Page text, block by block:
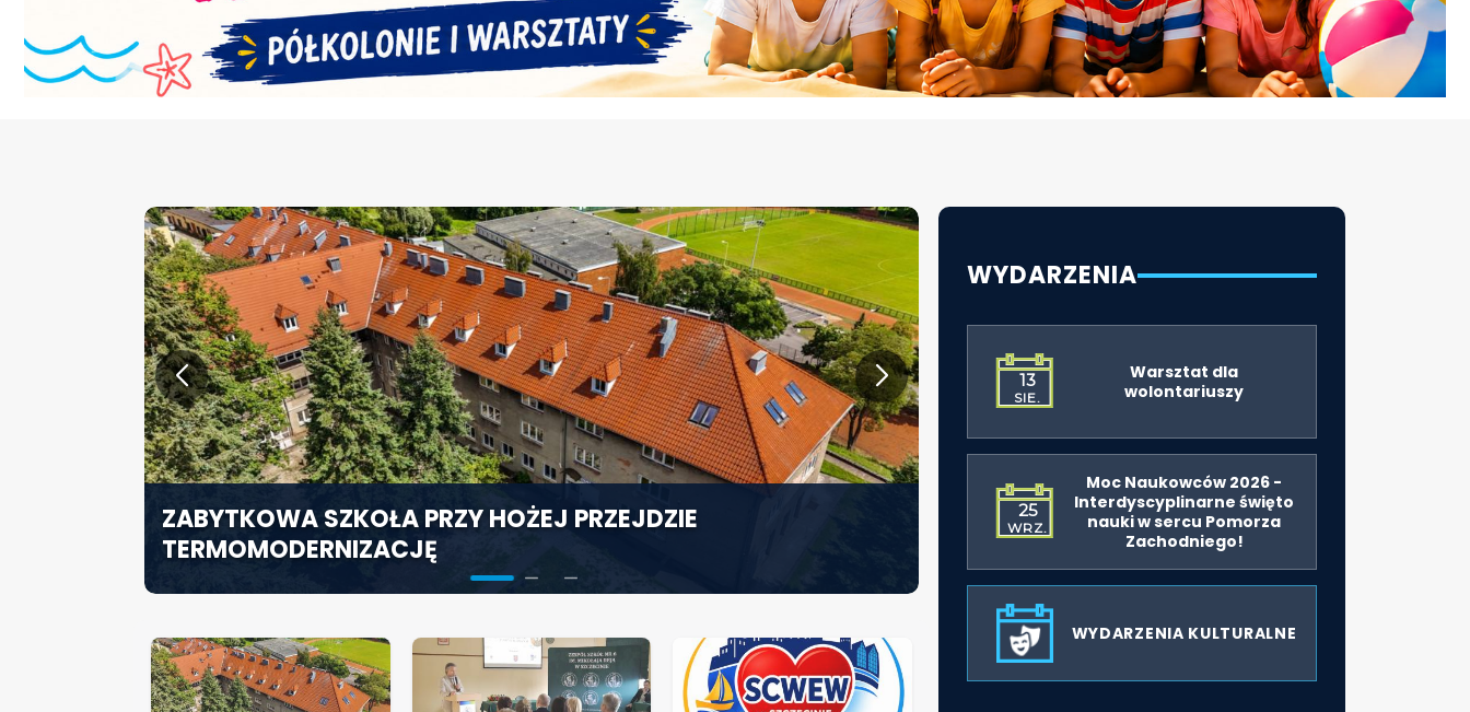
ZABYTKOWA SZKOŁA PRZY HOŻEJ PRZEJDZIE
TERMOMODERNIZACJĘ
KONFERENCJA PT. „NOWA JAKOŚĆ ŻYWIENIA W EDUKACJI –
ODPOWIEDZIALNOŚĆ DYREKTORA W ŚWIETLE
ROZPORZĄDZENIA 2026”
SZCZECIN ROZWIJA EDUKACJĘ WŁĄCZAJĄCĄ - NOWE
SPECJALISTYCZNE CENTRUM ROZPOCZYNA DZIAŁALNOŚĆ
WYDARZENIA
13
SIE.
Warsztat dla
wolontariuszy
25
WRZ.
Moc Naukowców 2026 -
Interdyscyplinarne święto
nauki w sercu Pomorza
Zachodniego!
WYDARZENIA KULTURALNE